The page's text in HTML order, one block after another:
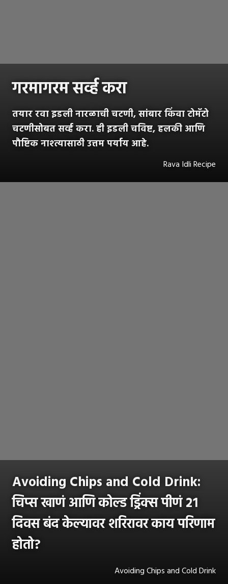
गरमागरम सर्व्ह करा
तयार रवा इडली नारळाची चटणी, सांबार किंवा टोमॅटो
चटणीसोबत सर्व्ह करा. ही इडली चविष्ट, हलकी आणि
पौष्टिक नाश्त्यासाठी उत्तम पर्याय आहे.
Rava Idli Recipe
Avoiding Chips and Cold Drink:
चिप्स खाणं आणि कोल्ड ड्रिंक्स पीणं २१
दिवस बंद केल्यावर शरिरावर काय परिणाम
होतो?
Avoiding Chips and Cold Drink